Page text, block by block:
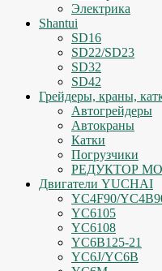
Электрика
Shantui
SD16
SD22/SD23
SD32
SD42
Грейдеры, краны,
Автогрейдеры
Автокраны
Катки
Погрузчики
РЕДУКТОР
Двигатели YUCHAI
YC4F90/
YC6105
YC6108
YC6B125-21
YC6J/YC6B